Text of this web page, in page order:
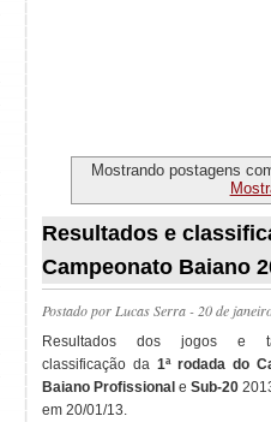
Mostrando postagens
Resultados e
Campeonato Baiano
Postado por Lucas Serra- 20 de
Resultados dos jogos e
classificação da 1ª rodada do
Baiano Profissional e Sub-20
em 20/01/13.